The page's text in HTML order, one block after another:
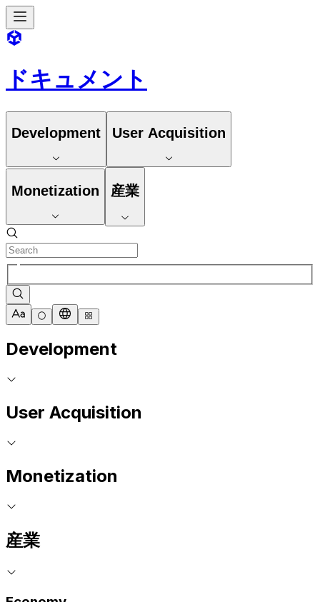
ドキュメント
Development User Acquisition
Monetization 産業
Development
User Acquisition
Monetization
産業